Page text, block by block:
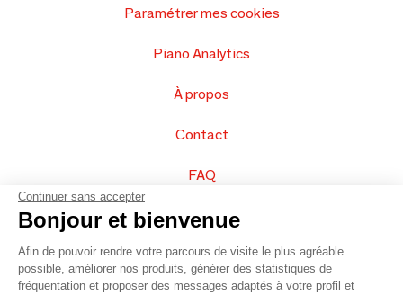
Paramétrer mes cookies
Piano Analytics
À propos
Contact
FAQ
Vendez vos produits
Plan du site
Continuer sans accepter
Bonjour et bienvenue
Afin de pouvoir rendre votre parcours de visite le plus agréable
possible, améliorer nos produits, générer des statistiques de
fréquentation et proposer des messages adaptés à votre profil et